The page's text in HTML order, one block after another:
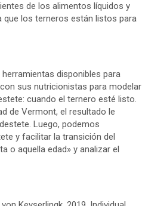
de los alimentos líquidos y
que los terneros están listos para
disponibles para
sus nutricionistas para modelar
cuando el ternero esté listo.
de Vermont, el resultado le
Luego, podemos
y facilitar la transición del
o aquella edad» y analizar el